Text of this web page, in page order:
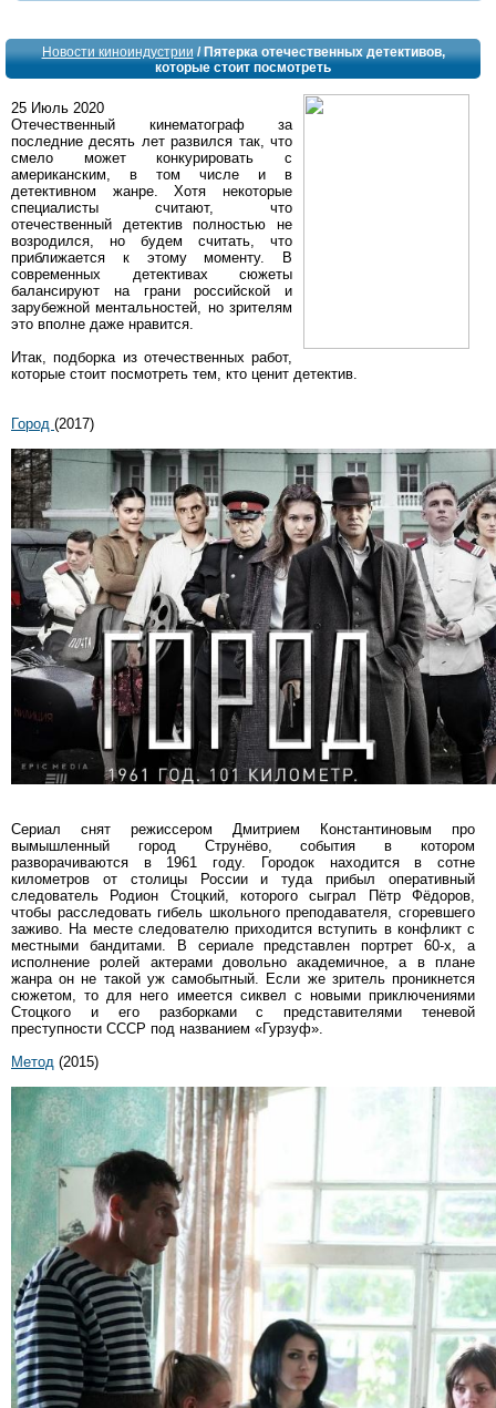
Новости киноиндустрии/ Пятерка отечественных детективов,
которые стоит посмотреть
25 Июль 2020
Отечественный кинематограф за
последние десять лет развился так, что
смело может конкурировать с
американским, в том числе и в
детективном жанре. Хотя некоторые
специалисты считают, что
отечественный детектив полностью не
возродился, но будем считать, что
приближается к этому моменту. В
современных детективах сюжеты
балансируют на грани российской и
зарубежной ментальностей, но зрителям
это вполне даже нравится.
Итак, подборка из отечественных работ,
которые стоит посмотреть тем, кто ценит детектив.
Город (2017)
Сериал снят режиссером Дмитрием Константиновым про
вымышленный город Струнёво, события в котором
разворачиваются в 1961 году. Городок находится в сотне
километров от столицы России и туда прибыл оперативный
следователь Родион Стоцкий, которого сыграл Пётр Фёдоров,
чтобы расследовать гибель школьного преподавателя, сгоревшего
заживо. На месте следователю приходится вступить в конфликт с
местными бандитами. В сериале представлен портрет 60-х, а
исполнение ролей актерами довольно академичное, а в плане
жанра он не такой уж самобытный. Если же зритель проникнется
сюжетом, то для него имеется сиквел с новыми приключениями
Стоцкого и его разборками с представителями теневой
преступности СССР под названием «Гурзуф».
Метод (2015)